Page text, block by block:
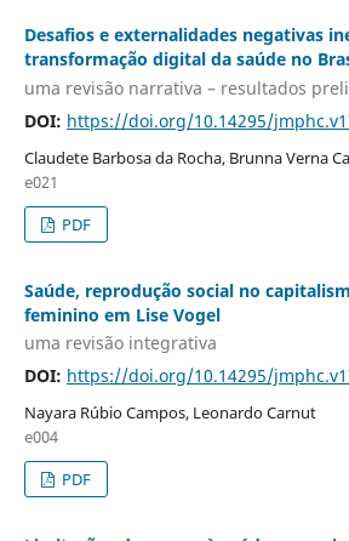
Desafios e externalidades negativas
transformação digital da saúde no
uma revisão narrativa – resultados
DOI: https://doi.org/10.14295/
Claudete Barbosa da Rocha, Brunna Verna
e021
PDF
Saúde, reprodução social no
feminino em Lise Vogel
uma revisão integrativa
DOI: https://doi.org/10.14295/
Nayara Rúbio Campos, Leonardo Carnut
e004
PDF